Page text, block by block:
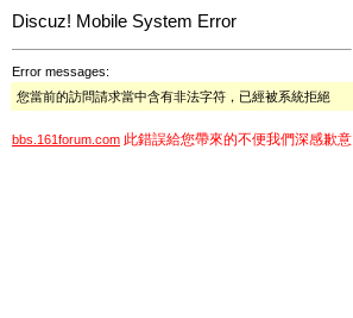
Discuz! Mobile System Error
Error messages:
您當前的訪問請求當中含有非法字符，已經被系統拒絕
bbs.161forum.com 此錯誤給您帶來的不便我們深感歉意